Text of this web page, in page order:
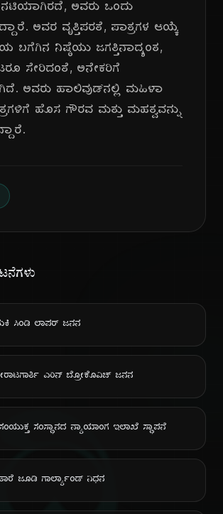
ನಟಿಯಾಗಿರದೆ, ಅವರು ಒಂದು
ಅವರ ವೃತ್ತಿಪರತೆ, ಪಾತ್ರಗಳ ಆಯ್ಕೆ
ಬಗೆಗಿನ ನಿಷ್ಠೆಯು ಜಗತ್ತಿನಾದ್ಯಂತ,
ಸೇರಿದಂತೆ, ಅನೇಕರಿಗೆ
ಅವರು ಹಾಲಿವುಡ್‌ನಲ್ಲಿ ಮಹಿಳಾ
ಹೊಸ ಗೌರವ ಮತ್ತು ಮಹತ್ವವನ್ನು
ಸಿಂಡಿ ಲಾಪರ್ ಜನನ
ಎರಿನ್ ಬ್ರೋಕೊವಿಚ್ ಜನನ
ಸಂಸ್ಥಾನದ ನ್ಯಾಯಾಂಗ ಇಲಾಖೆ ಸ್ಥಾಪನೆ
ಜೂಡಿ ಗಾರ್ಲ್ಯಾಂಡ್ ನಿಧನ